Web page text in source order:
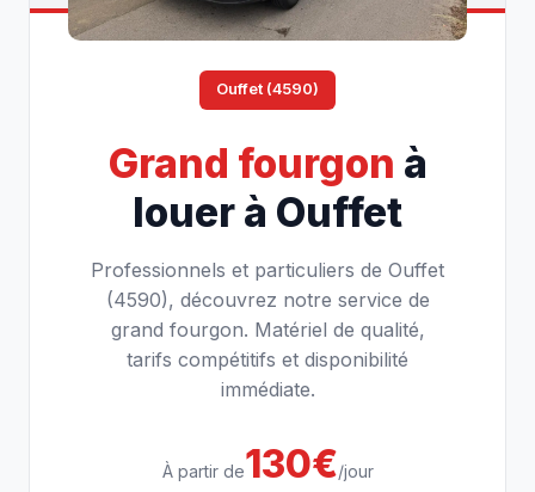
Ouffet (4590)
Grand fourgon à
louer à Ouffet
Professionnels et particuliers de Ouffet
(4590), découvrez notre service de
grand fourgon. Matériel de qualité,
tarifs compétitifs et disponibilité
immédiate.
À partir de130€/jour